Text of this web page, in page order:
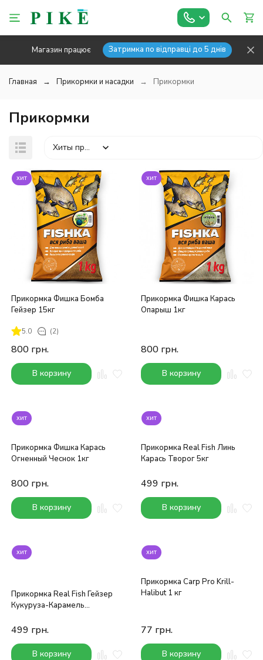
Магазин працює Затримка по відправці до 5 днів
Главная Прикормки и насадки Прикормки
Прикормки
Хиты продаж
покупателей
хит
Прикормка Фишка Бомба
Гейзер 15кг
5.0 (2)
800 грн.
В корзину
хит
Прикормка Фишка Карась
Опарыш 1кг
800 грн.
В корзину
хит
Прикормка Фишка Карась
Огненный Чеснок 1кг
800 грн.
В корзину
хит
Прикормка Real Fish Линь
Карась Творог 5кг
499 грн.
В корзину
хит
Прикормка Real Fish Гейзер
Кукуруза-Карамель
499 грн.
В корзину
хит
Прикормка Carp Pro Krill-
Halibut 1 кг
77 грн.
В корзину